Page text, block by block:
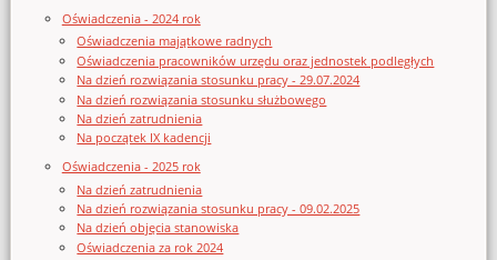
Oświadczenia - 2024 rok
Oświadczenia majątkowe radnych
Oświadczenia pracowników urzędu oraz jednostek podległych
Na dzień rozwiązania stosunku pracy - 29.07.2024
Na dzień rozwiązania stosunku służbowego
Na dzień zatrudnienia
Na początek IX kadencji
Oświadczenia - 2025 rok
Na dzień zatrudnienia
Na dzień rozwiązania stosunku pracy - 09.02.2025
Na dzień objęcia stanowiska
Oświadczenia za rok 2024